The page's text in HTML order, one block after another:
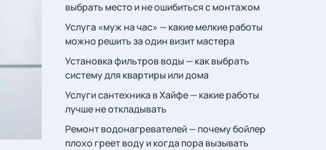
выбрать место и не ошибиться с монтажом
Услуга «муж на час» — какие мелкие работы
можно решить за один визит мастера
Установка фильтров воды — как выбрать
систему для квартиры или дома
Услуги сантехника в Хайфе — какие работы
лучше не откладывать
Ремонт водонагревателей — почему бойлер
плохо греет воду и когда пора вызывать